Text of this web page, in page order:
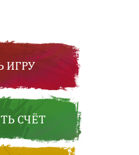
ИГРУ
СЧЁТ